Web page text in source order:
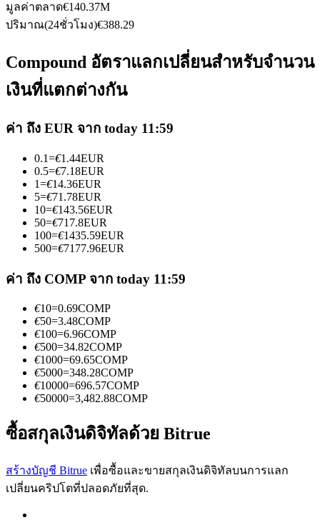
เป็นเทรดเดอร์คัดลอก
เพลิดเพลินกับการแบ่งปันผลกำไรและค่าคอมมิชชั่นการคัด
การวิเคราะห์ข้อมูลขนาดใหญ่ รวมถึงข้อมูลการค้า ฯลฯ
แนะนำ
มูลค่าตลาด€140.37M
ปริมาณ(24ชั่วโมง)€388.29
Compound อัตราแลกเปลี่ยนสำหรับจำนวน
เงินที่แตกต่างกัน
ค่า ถึง EUR จาก today 11:59
0.1=€1.44EUR
0.5=€7.18EUR
1=€14.36EUR
5=€71.78EUR
10=€143.56EUR
50=€717.8EUR
100=€1435.59EUR
500=€7177.96EUR
ค่า ถึง COMP จาก today 11:59
€10=0.69COMP
€50=3.48COMP
€100=6.96COMP
€500=34.82COMP
€1000=69.65COMP
€5000=348.28COMP
€10000=696.57COMP
€50000=3,482.88COMP
ซื้อสกุลเงินดิจิทัลด้วย Bitrue
สร้างบัญชี Bitrue เพื่อซื้อและขายสกุลเงินดิจิทัลบนการแลก
เปลี่ยนคริปโตที่ปลอดภัยที่สุด.